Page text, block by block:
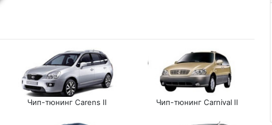
Чип-тюнинг Carens II Чип-тюнинг Carnival II